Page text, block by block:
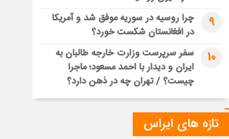
9
چرا روسیه در سوریه موفق شد و آمریکا
در افغانستان شکست خورد؟
10
سفر سرپرست وزارت خارجه طالبان به
ایران و دیدار با احمد مسعود؛ ماجرا
چیست؟ / تهران چه در ذهن دارد؟
تازه های ایراس